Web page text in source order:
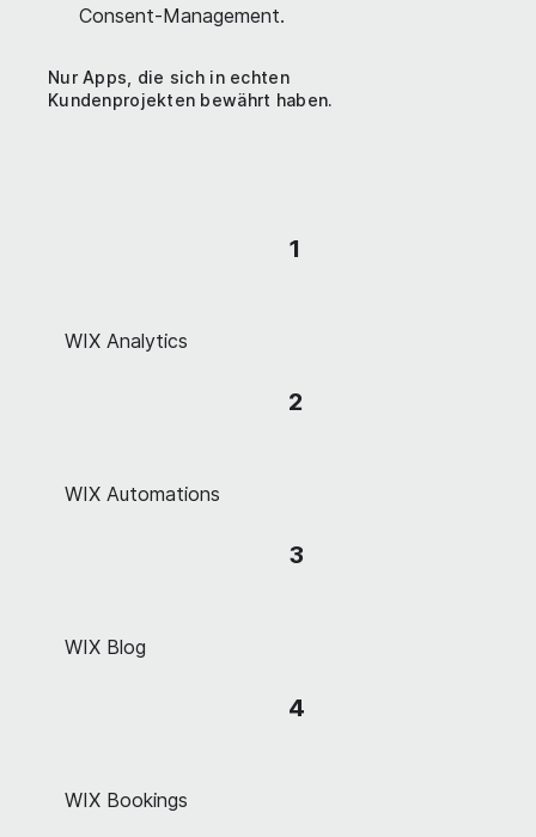
Consent-Management.
Nur Apps, die sich in echten
Kundenprojekten bewährt haben.
WIX Analytics
1
WIX Automations
2
WIX Blog
3
WIX Bookings
4